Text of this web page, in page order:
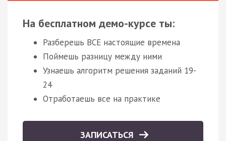
На бесплатном демо-курсе ты:
Разберешь ВСЕ настоящие времена
Поймешь разницу между ними
Узнаешь алгоритм решения заданий 19-
24
Отработаешь все на практике
ЗАПИСАТЬСЯ